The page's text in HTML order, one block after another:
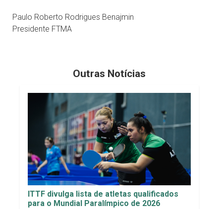
Paulo Roberto Rodrigues Benajmin
Presidente FTMA
Outras Notícias
ITTF divulga lista de atletas qualificados
para o Mundial Paralímpico de 2026